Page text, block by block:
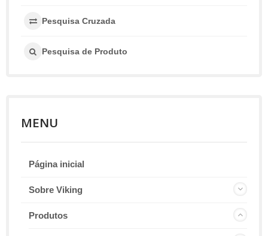
Pesquisa Cruzada
Pesquisa de Produto
MENU
Página inicial
Sobre Viking
Produtos